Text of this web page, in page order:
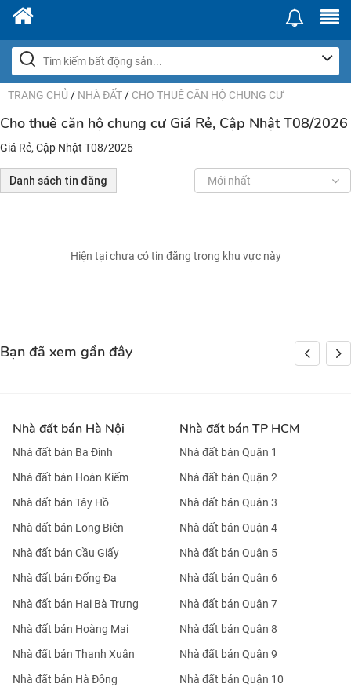
TRANG CHỦ / NHÀ ĐẤT / CHO THUÊ CĂN HỘ CHUNG CƯ
Cho thuê căn hộ chung cư Giá Rẻ, Cập Nhật T08/2026
Giá Rẻ, Cập Nhật T08/2026
Danh sách tin đăng Mới nhất
Hiện tại chưa có tin đăng trong khu vực này
Bạn đã xem gần đây
Nhà đất bán Hà Nội
Nhà đất bán Ba Đình
Nhà đất bán Hoàn Kiếm
Nhà đất bán Tây Hồ
Nhà đất bán Long Biên
Nhà đất bán Cầu Giấy
Nhà đất bán Đống Đa
Nhà đất bán Hai Bà Trưng
Nhà đất bán Hoàng Mai
Nhà đất bán Thanh Xuân
Nhà đất bán Hà Đông
Nhà đất bán TP HCM
Nhà đất bán Quận 1
Nhà đất bán Quận 2
Nhà đất bán Quận 3
Nhà đất bán Quận 4
Nhà đất bán Quận 5
Nhà đất bán Quận 6
Nhà đất bán Quận 7
Nhà đất bán Quận 8
Nhà đất bán Quận 9
Nhà đất bán Quận 10